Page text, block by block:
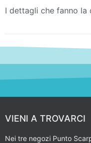
I dettagli che fanno la
VIENI A TROVARCI
Nei tre negozi Punto